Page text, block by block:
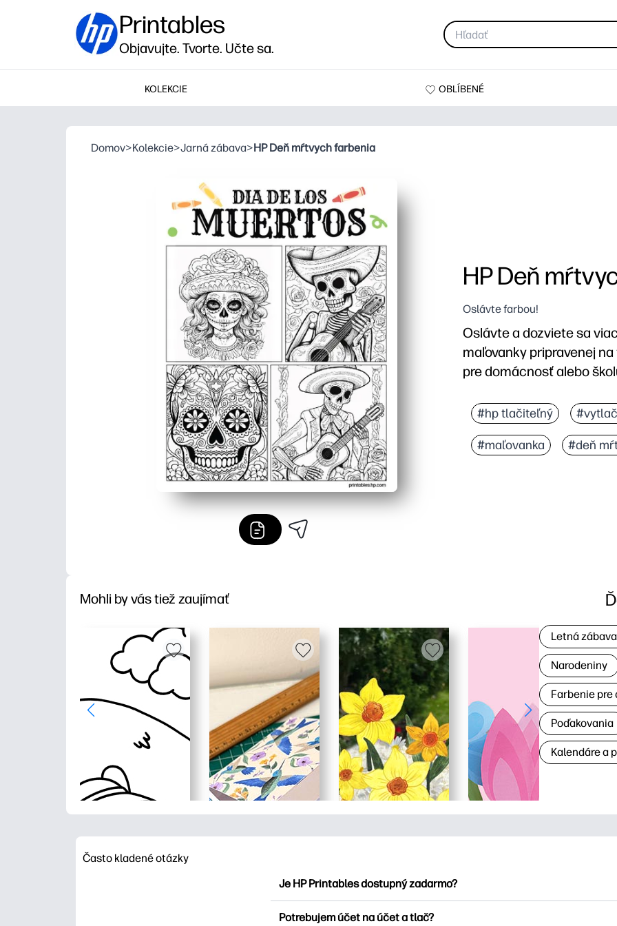
Printables
Objavujte. Tvorte. Učte sa.
KOLEKCIE OBLÍBENÉ
Domov>Kolekcie>Jarná zábava>HP Deň mŕtvych farbenia
HP Deň
Oslávte farbou!
Oslávte a dozviete sa
maľovanky pripravenej
pre domácnosť alebo
Žiadna príprava - stačí
Podporuje úctivý
Buduje jemné
#hp tlačiteľný
#maľovanka #deň
Mohli by vás tiež zaujímať
Letná zábava
Narodeniny
Farbenie pre
Poďakovania
Kalendáre a
Často kladené otázky
Je HP Printables dostupný zadarmo?
Potrebujem účet na účet a tlač?